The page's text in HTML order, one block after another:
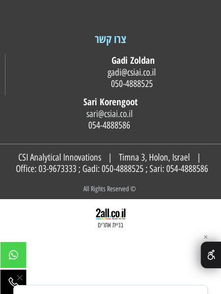
צרו קשר
Gadi Zoldan
Sari Korengoot
sari@csiai.co.il
CSI Analytical Innovations | Timna 3, Holon, Israel |
Office: 03-9673333 ; Gadi: 050-4888525 ; Sari: 054-4888586
© All Rights Reserved
בניית אתרים
✕